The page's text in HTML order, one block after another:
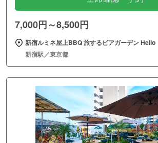
7,000円～8,500円
新宿ルミネ屋上BBQ 旅するビアガーデン Hello
新宿駅／東京都